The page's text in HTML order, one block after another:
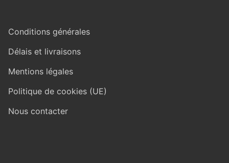
Conditions générales
Délais et livraisons
Mentions légales
Politique de cookies (UE)
Nous contacter